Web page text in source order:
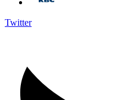
Twitter